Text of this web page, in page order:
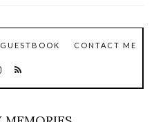
GUESTBOOK CONTACT ME